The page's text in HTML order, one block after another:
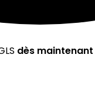
dès maintenant